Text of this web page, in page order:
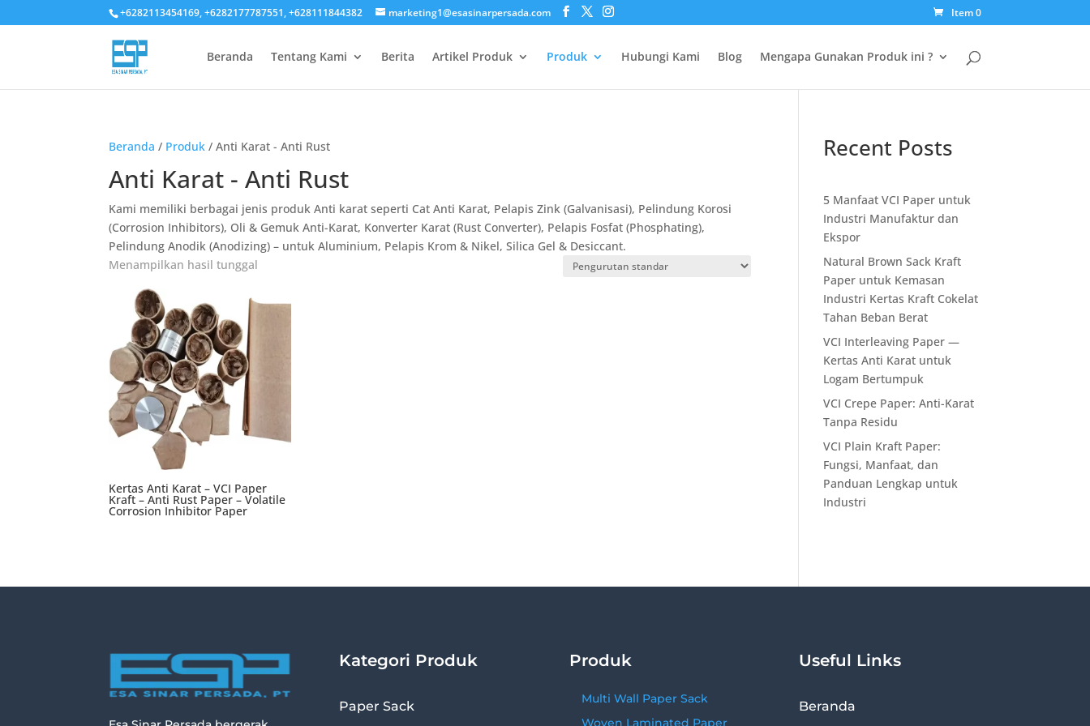
+6282113454169, +6282177787551, +628111844382 marketing1@esasinarpersada.com Item 0
Beranda Tentang Kami Berita Artikel Produk Produk Hubungi Kami Blog Mengapa Gunakan Produk ini ?
Beranda / Produk / Anti Karat - Anti Rust
Anti Karat - Anti Rust
Kami memiliki berbagai jenis produk Anti karat seperti Cat Anti Karat, Pelapis Zink (Galvanisasi), Pelindung Korosi
(Corrosion Inhibitors), Oli & Gemuk Anti-Karat, Konverter Karat (Rust Converter), Pelapis Fosfat (Phosphating),
Pelindung Anodik (Anodizing) – untuk Aluminium, Pelapis Krom & Nikel, Silica Gel & Desiccant.
Menampilkan hasil tunggal
Kertas Anti Karat – VCI Paper
Kraft – Anti Rust Paper – Volatile
Corrosion Inhibitor Paper
Recent Posts
5 Manfaat VCI Paper untuk
Industri Manufaktur dan
Ekspor
Natural Brown Sack Kraft
Paper untuk Kemasan
Industri Kertas Kraft Cokelat
Tahan Beban Berat
VCI Interleaving Paper —
Kertas Anti Karat untuk
Logam Bertumpuk
VCI Crepe Paper: Anti-Karat
Tanpa Residu
VCI Plain Kraft Paper:
Fungsi, Manfaat, dan
Panduan Lengkap untuk
Industri
Kategori Produk
Paper Sack
Produk
Multi Wall Paper Sack
Woven Laminated Paper
Useful Links
Beranda